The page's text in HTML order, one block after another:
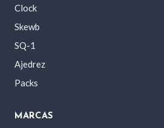
Clock
Skewb
SQ-1
Ajedrez
Packs
MARCAS